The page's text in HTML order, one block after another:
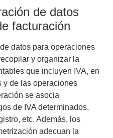
de datos
facturación
datos para operaciones
y organizar la
que incluyen IVA, en
y de las operaciones
se asocia
de IVA determinados,
etc. Además, los
adecuan la